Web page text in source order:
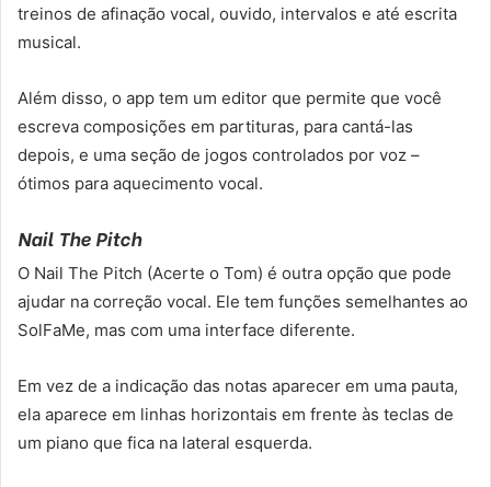
treinos de afinação vocal, ouvido, intervalos e até escrita
musical.
Além disso, o app tem um editor que permite que você
escreva composições em partituras, para cantá-las
depois, e uma seção de jogos controlados por voz –
ótimos para aquecimento vocal.
Nail The Pitch
O Nail The Pitch (Acerte o Tom) é outra opção que pode
ajudar na correção vocal. Ele tem funções semelhantes ao
SolFaMe, mas com uma interface diferente.
Em vez de a indicação das notas aparecer em uma pauta,
ela aparece em linhas horizontais em frente às teclas de
um piano que fica na lateral esquerda.